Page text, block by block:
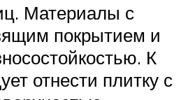
Материалы с
покрытием и
К
отнести плитку с